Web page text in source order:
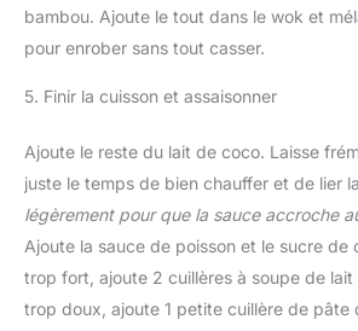
bambou. Ajoute le tout dans le wok et
pour enrober sans tout casser.
5. Finir la cuisson et assaisonner
Ajoute le reste du lait de coco. Laisse
juste le temps de bien chauffer et de lier
légèrement pour que la sauce accroche
Ajoute la sauce de poisson et le sucre de
trop fort, ajoute 2 cuillères à soupe de lait
trop doux, ajoute 1 petite cuillère de pâte